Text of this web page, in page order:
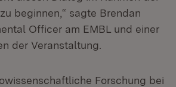
beginnen,“ sagte Brendan
Officer am EMBL und einer
der Veranstaltung.
Forschung bei